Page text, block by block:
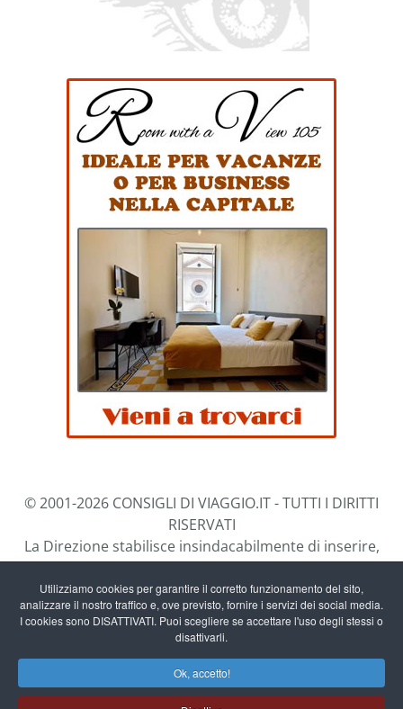
Utilizziamo cookies per garantire il corretto funzionamento del sito,
analizzare il nostro traffico e, ove previsto, fornire i servizi dei social media.
I cookies sono DISATTIVATI. Puoi scegliere se accettare l'uso degli stessi o
disattivarli.
Ok, accetto!
© 2001-2026 CONSIGLI DI VIAGGIO.IT - TUTTI I DIRITTI
RISERVATI
La Direzione stabilisce insindacabilmente di inserire,
rimuovere, oscurare, modificare, immagini e testi dal
sito, a propria discrezione.
Questo blog non rappresenta una testata giornalistica
in quanto viene aggiornato senza alcuna periodicità.
Non può pertanto considerarsi un prodotto editoriale
ai sensi della legge n. 62 del 7/3/2001